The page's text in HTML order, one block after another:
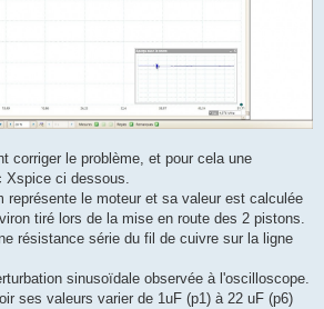
corriger le problème, et pour cela une
Xspice ci dessous.
représente le moteur et sa valeur est calculée
tiré lors de la mise en route des 2 pistons.
résistance série du fil de cuivre sur la ligne
sinusoïdale observée à l'oscilloscope.
ses valeurs varier de 1uF (p1) à 22 uF (p6)